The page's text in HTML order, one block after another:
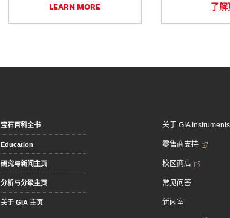
LEARN MORE 了
宝石百科全书
Education
研究与新闻主页
分析与分级主页
关于 GIA 主页
关于 GIA Instruments
零售商支持
校区商店
常见问答
新闻室